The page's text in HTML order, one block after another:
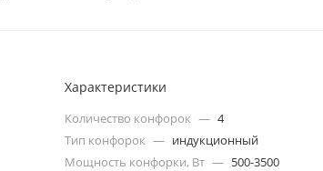
Характеристики
Количество конфорок — 4
Тип конфорок — индукционный
Мощность конфорки, Вт — 500-3500